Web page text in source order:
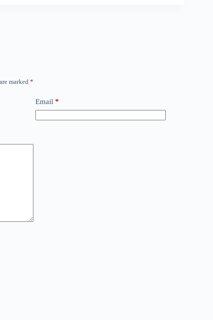
marked*
Email *